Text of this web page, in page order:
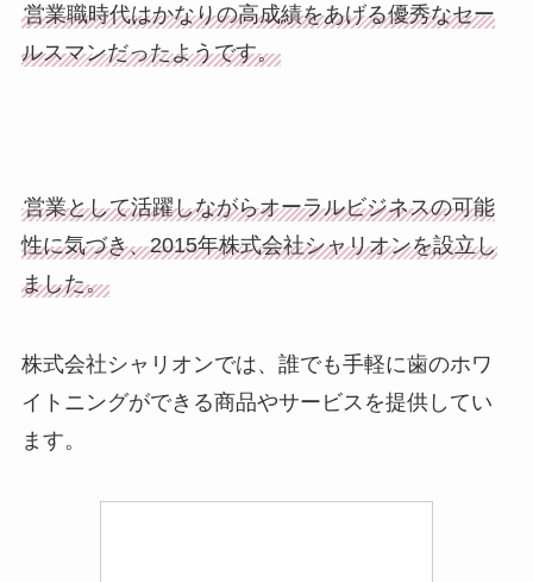
営業職時代はかなりの高成績をあげる優秀なセー
ルスマンだったようです。
営業として活躍しながらオーラルビジネスの可能
性に気づき、2015年株式会社シャリオンを設立し
ました。
株式会社シャリオンでは、誰でも手軽に歯のホワ
イトニングができる商品やサービスを提供してい
ます。